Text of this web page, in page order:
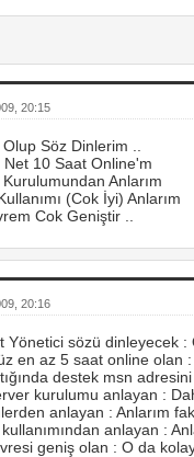
20:15
Söz Dinlerim ..
Net 10 Saat Online'm
Anlarım
(Cok İyi) Anlarım
Cok Geniştir ..
20:16
Yönetici sözü dinleyecek :
en az 5 saat online olan
destek msn
kurulumu anlayan :
anlayan : Anlarım
anlayan :
geniş olan : O da